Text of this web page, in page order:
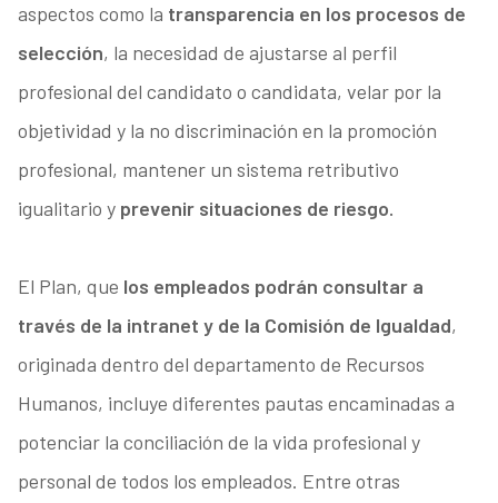
aspectos como la transparencia en los procesos de
selección, la necesidad de ajustarse al perfil
profesional del candidato o candidata, velar por la
objetividad y la no discriminación en la promoción
profesional, mantener un sistema retributivo
igualitario y prevenir situaciones de riesgo.
El Plan, que los empleados podrán consultar a
través de la intranet y de la Comisión de Igualdad,
originada dentro del departamento de Recursos
Humanos, incluye diferentes pautas encaminadas a
potenciar la conciliación de la vida profesional y
personal de todos los empleados. Entre otras